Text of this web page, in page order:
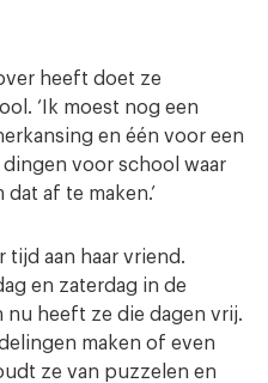
heeft doet ze
‘Ik moest nog een
en één voor een
voor school waar
af te maken.’
tijd aan haar vriend.
en zaterdag in de
heeft ze die dagen vrij.
maken of even
ze van puzzelen en